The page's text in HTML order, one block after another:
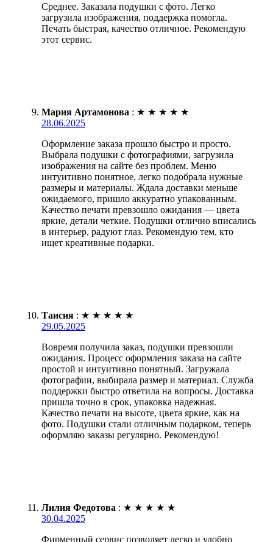
Среднее. Заказала подушки с фото. Легко
загрузила изображения, поддержка помогла.
Печать быстрая, качество отличное. Рекомендую
этот сервис.
Мария Артамонова : ★ ★ ★ ★ ★
28.06.2025
Оформление заказа прошло быстро и просто.
Выбрала подушки с фотографиями, загрузила
изображения на сайте без проблем. Меню
интуитивно понятное, легко подобрала нужные
размеры и материалы. Ждала доставки меньше
ожидаемого, пришло аккуратно упакованным.
Качество печати превзошло ожидания — цвета
яркие, детали четкие. Подушки отлично вписались
в интерьер, радуют глаз. Рекомендую тем, кто
ищет креативные подарки.
Таисия : ★ ★ ★ ★ ★
29.05.2025
Вовремя получила заказ, подушки превзошли
ожидания. Процесс оформления заказа на сайте
простой и интуитивно понятный. Загружала
фотографии, выбирала размер и материал. Служба
поддержки быстро ответила на вопросы. Доставка
пришла точно в срок, упаковка надежная.
Качество печати на высоте, цвета яркие, как на
фото. Подушки стали отличным подарком, теперь
оформляю заказы регулярно. Рекомендую!
Лилия Федотова : ★ ★ ★ ★ ★
30.04.2025
Фирменный сервис позволяет легко и удобно